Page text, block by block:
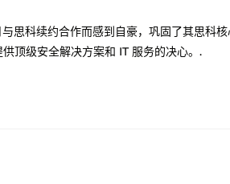
思科续约合作而感到自豪，巩固了其思科
顶级安全解决方案和 IT 服务的决心。.